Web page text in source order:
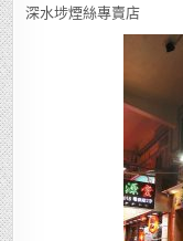
深水埗煙絲專賣店